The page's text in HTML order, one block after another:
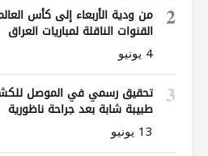
2
القنوات الناقلة لمباريات العراق
4 يونيو
3 تحقيق رسمي في الموصل
طبيبة شابة بعد جراحة ناظورية
13 يونيو